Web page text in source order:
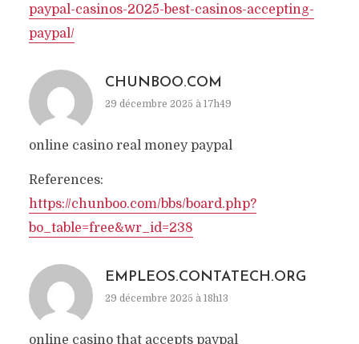
paypal-casinos-2025-best-casinos-accepting-
paypal/
CHUNBOO.COM
29 décembre 2025 à 17h49
online casino real money paypal
References:
https://chunboo.com/bbs/board.php?
bo_table=free&wr_id=238
EMPLEOS.CONTATECH.ORG
29 décembre 2025 à 18h13
online casino that accepts paypal